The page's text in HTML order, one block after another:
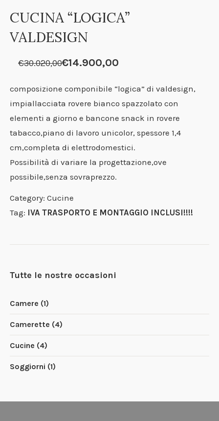
CUCINA “LOGICA”
VALDESIGN
€30.020,00
originale
era:
€30.020,00.
€14.900,00
attuale
è:
€14.900,00.
composizione componibile “logica” di valdesign,
impiallacciata rovere bianco spazzolato con
elementi a giorno e bancone snack in rovere
tabacco,piano di lavoro unicolor, spessore 1,4
cm,completa di elettrodomestici.
Possibilità di variare la progettazione,ove
possibile,senza sovraprezzo.
Category: Cucine
Tag: IVA TRASPORTO E MONTAGGIO INCLUSI!!!!
Tutte le nostre occasioni
Camere (1)
Camerette (4)
Cucine (4)
Soggiorni (1)